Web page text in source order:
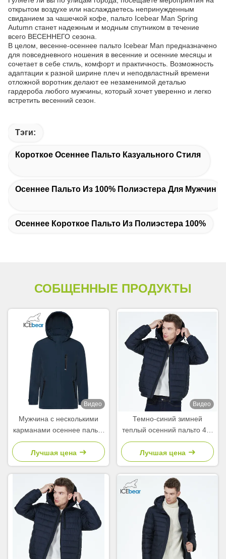
открытом воздухе или наслаждаетесь непринужденным
свиданием за чашечкой кофе, пальто Icebear Man Spring
Autumn станет надежным и модным спутником в течение
всего ВЕСЕННЕГО сезона.
В целом, весенне-осеннее пальто Icebear Man предназначено
для повседневного ношения в весенние и осенние месяцы и
сочетает в себе стиль, комфорт и практичность. Возможность
адаптации к разной ширине плеч и неподвластный времени
отложной воротник делают ее незаменимой деталью
гардероба любого мужчины, который хочет уверенно и легко
встретить весенний сезон.
Тэги:
Короткое Осеннее Пальто Казуального Стиля
Осеннее Пальто Из 100% Полиэстера Для Мужчин
Осеннее Короткое Пальто Из Полиэстера 100%
СОБЩЕННЫЕ ПРОДУКТЫ
Видео
Мужчина с несколькими
карманами осеннее пальто
для мужчин и зимнее
пальто для мужчин для
мужчин для мужчин для
мужчин для мужчин для
мужчин для мужчин для
мужчин для женщин для
мужчин для мужчин для
женщин для мужчин для
женщин для мужчин для
женщин для мужчин для
женщин для мужчин для
Лучшая цена
Видео
Темно-синий зимней
теплый осенний пальто 46-
54 плюс размер осенние
куртки для требований
клиентов
Лучшая цена